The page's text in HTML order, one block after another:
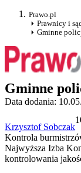
Prawo.pl
Prawnicy i
Gminne
Gminne
Data dodania:
Krzysztof Sobczak
Kontrola
Najwyższa Izba
kontrolowania